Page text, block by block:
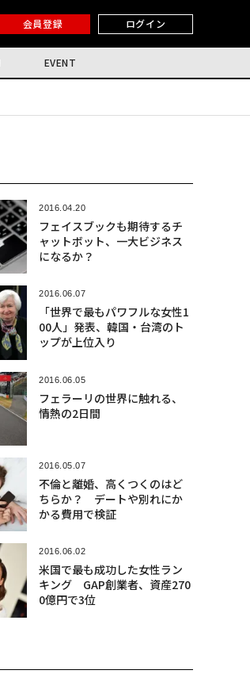
会員登録 ログイン
EVENT
2016.04.20
フェイスブックも期待するチ
ャットボット、一大ビジネス
になるか？
2016.06.07
「世界で最もパワフルな女性1
00人」発表、韓国・台湾のト
ップが上位入り
2016.06.05
フェラーリの世界に触れる、
情熱の2日間
2016.05.07
不倫と離婚、高くつくのはど
ちらか？ デートや別れにか
かる費用で検証
2016.06.02
米国で最も成功した女性ラン
キング GAP創業者、資産270
0億円で3位